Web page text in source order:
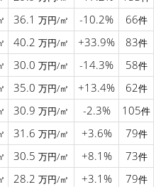
36.1 万円/㎡ -10.2% 66件
40.2 万円/㎡ +33.9% 83件
30.0 万円/㎡ -14.3% 58件
35.0 万円/㎡ +13.4% 62件
30.9 万円/㎡ -2.3% 105件
31.6 万円/㎡ +3.6% 79件
30.5 万円/㎡ +8.1% 73件
28.2 万円/㎡ +3.1% 79件